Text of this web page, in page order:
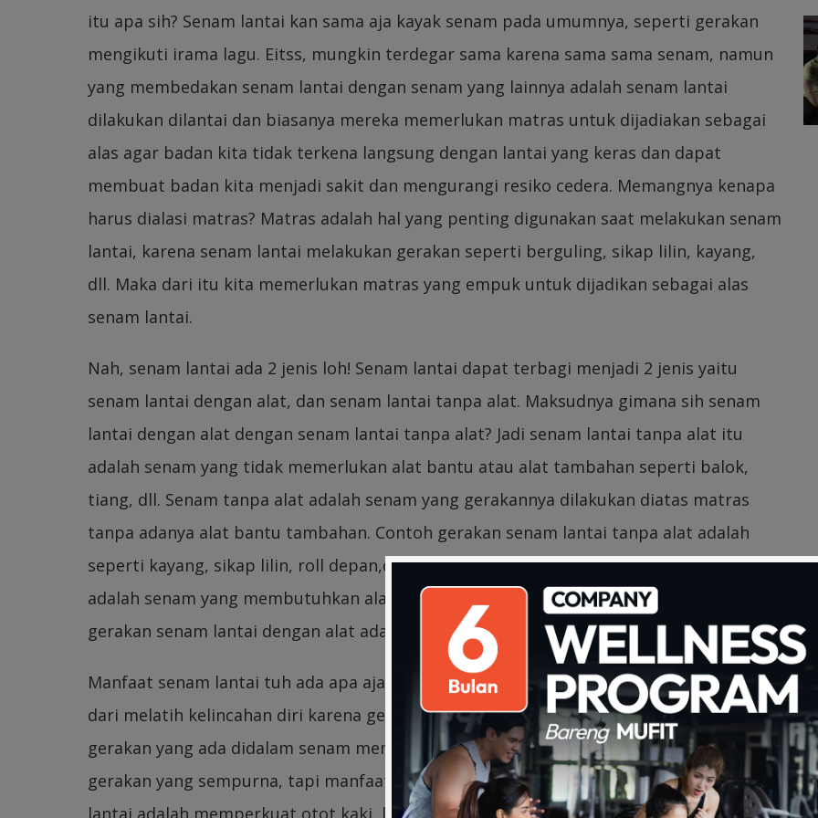
itu apa sih? Senam lantai kan sama aja kayak senam pada umumnya, seperti gerakan
mengikuti irama lagu. Eitss, mungkin terdegar sama karena sama sama senam, namun
yang membedakan senam lantai dengan senam yang lainnya adalah senam lantai
dilakukan dilantai dan biasanya mereka memerlukan matras untuk dijadiakan sebagai
alas agar badan kita tidak terkena langsung dengan lantai yang keras dan dapat
membuat badan kita menjadi sakit dan mengurangi resiko cedera. Memangnya kenapa
harus dialasi matras? Matras adalah hal yang penting digunakan saat melakukan senam
lantai, karena senam lantai melakukan gerakan seperti berguling, sikap lilin, kayang,
dll. Maka dari itu kita memerlukan matras yang empuk untuk dijadikan sebagai alas
senam lantai.
Nah, senam lantai ada 2 jenis loh! Senam lantai dapat terbagi menjadi 2 jenis yaitu
senam lantai dengan alat, dan senam lantai tanpa alat. Maksudnya gimana sih senam
lantai dengan alat dengan senam lantai tanpa alat? Jadi senam lantai tanpa alat itu
adalah senam yang tidak memerlukan alat bantu atau alat tambahan seperti balok,
tiang, dll. Senam tanpa alat adalah senam yang gerakannya dilakukan diatas matras
tanpa adanya alat bantu tambahan. Contoh gerakan senam lantai tanpa alat adalah
seperti kayang, sikap lilin, roll depan,dll. Nah, sedangkan senam lantai dengan alat
adalah senam yang membutuhkan alat tambahan seprti balok, tiang, dll. Contoh
gerakan senam lantai dengan alat adalah seperti lompat harimau, lompat jongkok, dll.
Manfaat senam lantai tuh ada apa aja sih? Tentunya manfaat senam tidak jauh jauh
dari melatih kelincahan diri karena gerakannya yang mengharuskan kita lincah karena
gerakan yang ada didalam senam membutuhkan kelincahan untuk menghasilkan
gerakan yang sempurna, tapi manfaat lainnya juga ada loh. Manfaat lain dari senam
lantai adalah memperkuat otot kaki, lengan, paha, pinggang, perut, dan dada. Senam